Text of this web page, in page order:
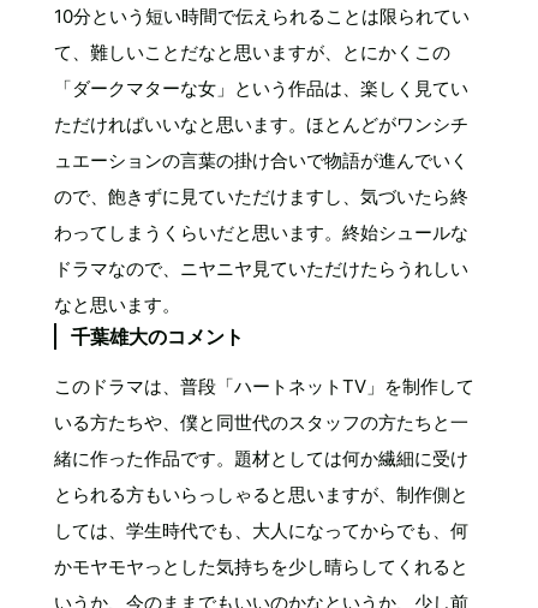
10分という短い時間で伝えられることは限られてい
て、難しいことだなと思いますが、とにかくこの
「ダークマターな女」という作品は、楽しく見てい
ただければいいなと思います。ほとんどがワンシチ
ュエーションの言葉の掛け合いで物語が進んでいく
ので、飽きずに見ていただけますし、気づいたら終
わってしまうくらいだと思います。終始シュールな
ドラマなので、ニヤニヤ見ていただけたらうれしい
なと思います。
千葉雄大のコメント
このドラマは、普段「ハートネットTV」を制作して
いる方たちや、僕と同世代のスタッフの方たちと一
緒に作った作品です。題材としては何か繊細に受け
とられる方もいらっしゃると思いますが、制作側と
しては、学生時代でも、大人になってからでも、何
かモヤモヤっとした気持ちを少し晴らしてくれると
いうか、今のままでもいいのかなというか、少し前